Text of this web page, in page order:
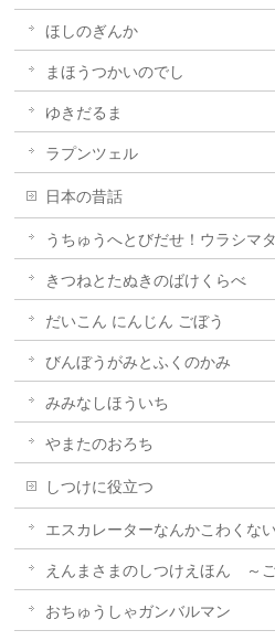
ほしのぎんか
まほうつかいのでし
ゆきだるま
ラプンツェル
日本の昔話
うちゅうへとびだせ！ウラシマ
きつねとたぬきのばけくらべ
だいこん にんじん ごぼう
びんぼうがみとふくのかみ
みみなしほういち
やまたのおろち
しつけに役立つ
エスカレーターなんかこわくない
えんまさまのしつけえほん ～
おちゅうしゃガンバルマン